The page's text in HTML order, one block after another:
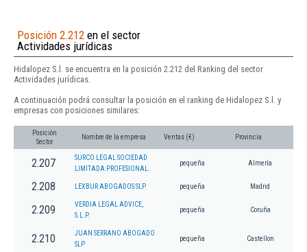
Posición 2.212 en el sector
Actividades jurídicas
Hidalopez S.l. se encuentra en la posición 2.212 del Ranking del sector
Actividades jurídicas.
A continuación podrá consultar la posición en el ranking de Hidalopez S.l. y
empresas con posiciones similares:
Posición
Sector
Nombre de la empresa Ventas (€) Provincia
2.207
SURCO LEGAL SOCIEDAD
LIMITADA PROFESIONAL.
pequeña Almería
2.208 LEXBUR ABOGADOS SLP. pequeña Madrid
2.209
VERDIA LEGAL ADVICE,
S.L.P.
pequeña Coruña
2.210
JUAN SERRANO ABOGADO
SLP
pequeña Castellon